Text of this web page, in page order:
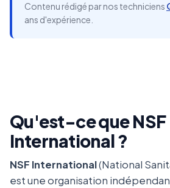
Contenu rédigé par nos techniciens
ans d'expérience.
Qu'est-ce que NSF
International ?
NSF International(National
est une organisation